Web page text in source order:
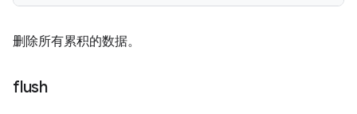
删除所有累积的数据。
flush